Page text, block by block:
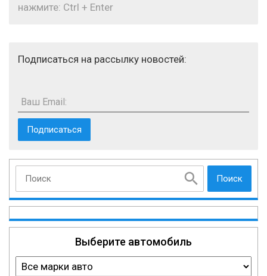
Поиск
Выберите автомобиль
нажмите: Ctrl + Enter
Подписаться на рассылку новостей:
Ваш Email: